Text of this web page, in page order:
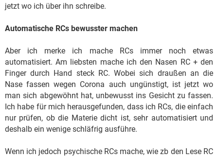
jetzt wo ich über ihn schreibe.
Automatische RCs bewusster machen
Aber ich merke ich mache RCs immer noch etwas
automatisiert. Am liebsten mache ich den Nasen RC + den
Finger durch Hand steck RC. Wobei sich draußen an die
Nase fassen wegen Corona auch ungünstigt, ist jetzt wo
man sich abgewöhnt hat, unbewusst ins Gesicht zu fassen.
Ich habe für mich herausgefunden, dass ich RCs, die einfach
nur prüfen, ob die Materie dicht ist, sehr automatisiert und
deshalb ein wenige schläfrig ausführe.
Wenn ich jedoch psychische RCs mache, wie zb den Lese RC